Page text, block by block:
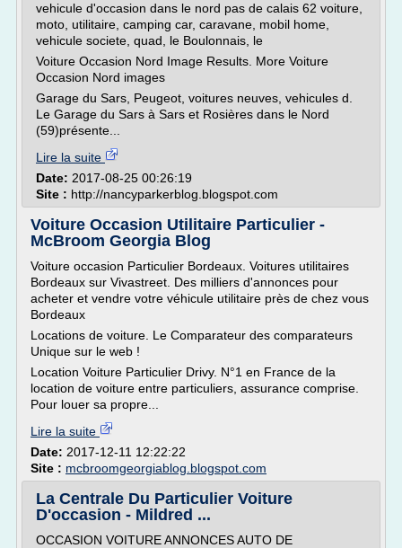
vehicule d'occasion dans le nord pas de calais 62 voiture,
moto, utilitaire, camping car, caravane, mobil home,
vehicule societe, quad, le Boulonnais, le
Voiture Occasion Nord Image Results. More Voiture
Occasion Nord images
Garage du Sars, Peugeot, voitures neuves, vehicules d.
Le Garage du Sars à Sars et Rosières dans le Nord
(59)présente...
Lire la suite
Date: 2017-08-25 00:26:19
Site : http://nancyparkerblog.blogspot.com
Voiture Occasion Utilitaire Particulier -
McBroom Georgia Blog
Voiture occasion Particulier Bordeaux. Voitures utilitaires
Bordeaux sur Vivastreet. Des milliers d'annonces pour
acheter et vendre votre véhicule utilitaire près de chez vous
Bordeaux
Locations de voiture. Le Comparateur des comparateurs
Unique sur le web !
Location Voiture Particulier Drivy. N°1 en France de la
location de voiture entre particuliers, assurance comprise.
Pour louer sa propre...
Lire la suite
Date: 2017-12-11 12:22:22
Site : mcbroomgeorgiablog.blogspot.com
La Centrale Du Particulier Voiture
D'occasion - Mildred ...
OCCASION VOITURE ANNONCES AUTO DE